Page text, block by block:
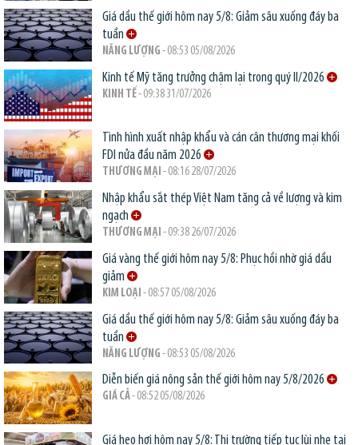
Giá dầu thế giới hôm nay 5/8: Giảm sâu xuống đáy ba
tuần
NĂNG LƯỢNG - 08:53 05/08/2026
Kinh tế Mỹ tăng trưởng chậm lại trong quý II/2026
KINH TẾ- 09:38 31/07/2026
Tình hình xuất nhập khẩu và cán cân thương mại khối
FDI nửa đầu năm 2026
THƯƠNG MẠI - 08:16 28/07/2026
Nhập khẩu sắt thép Việt Nam tăng cả về lượng và kim
ngạch
THƯƠNG MẠI - 09:38 26/07/2026
Giá vàng thế giới hôm nay 5/8: Phục hồi nhờ giá dầu
giảm
KIM LOẠI - 08:57 05/08/2026
Giá dầu thế giới hôm nay 5/8: Giảm sâu xuống đáy ba
tuần
NĂNG LƯỢNG - 08:53 05/08/2026
Diễn biến giá nông sản thế giới hôm nay 5/8/2026
GIÁ CẢ- 08:52 05/08/2026
Giá heo hơi hôm nay 5/8: Thị trường tiếp tục lùi nhẹ tại